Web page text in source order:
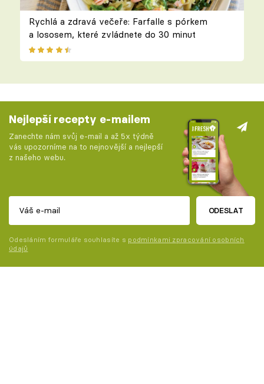
Rychlá a zdravá večeře: Farfalle s pórkem
a lososem, které zvládnete do 30 minut
Nejlepší recepty e-mailem
Zanechte nám svůj e-mail a až 5x týdně
vás upozorníme na to nejnovější a nejlepší
z našeho webu.
ODESLAT
Odesláním formuláře souhlasíte s podmínkami zpracování osobních
údajů